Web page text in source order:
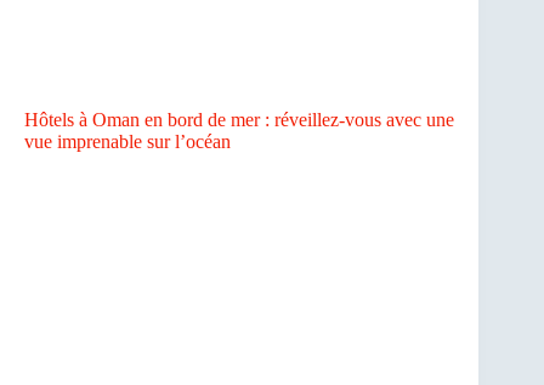
Hôtels à Oman en bord de mer : réveillez-vous avec une
vue imprenable sur l’océan